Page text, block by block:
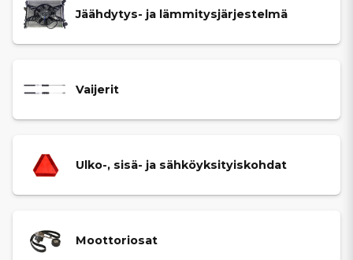
Jäähdytys- ja lämmitysjärjestelmä
Vaijerit
Ulko-, sisä- ja sähköyksityiskohdat
Moottoriosat